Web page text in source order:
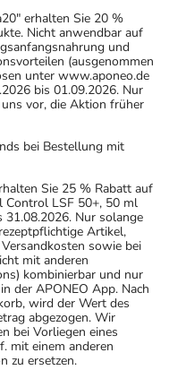
erhalten Sie 20 %
Nicht anwendbar auf
und
(ausgenommen
unter www.aponeo.de
bis 01.09.2026. Nur
vor, die Aktion früher
bei Bestellung mit
Sie 25 % Rabatt auf
Control LSF 50+, 50 ml
31.08.2026. Nur solange
Artikel,
sowie bei
mit anderen
kombinierbar und nur
der APONEO App. Nach
wird der Wert des
abgezogen. Wir
bei Vorliegen eines
mit einem anderen
zu ersetzen.